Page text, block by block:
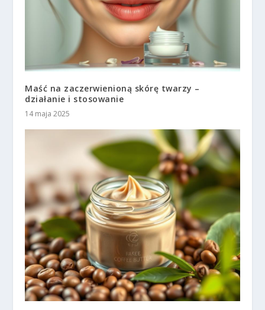
Maść na zaczerwienioną skórę twarzy –
działanie i stosowanie
14 maja 2025